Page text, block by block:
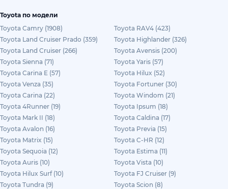
Toyota по модели
Toyota Camry (1908)
Toyota RAV4 (423)
Toyota Land Cruiser Prado (359)
Toyota Highlander (326)
Toyota Land Cruiser (266)
Toyota Avensis (200)
Toyota Sienna (71)
Toyota Yaris (57)
Toyota Carina E (57)
Toyota Hilux (52)
Toyota Venza (35)
Toyota Fortuner (30)
Toyota Carina (22)
Toyota Windom (21)
Toyota 4Runner (19)
Toyota Ipsum (18)
Toyota Mark II (18)
Toyota Caldina (17)
Toyota Avalon (16)
Toyota Previa (15)
Toyota Matrix (15)
Toyota C-HR (12)
Toyota Sequoia (12)
Toyota Estima (11)
Toyota Auris (10)
Toyota Vista (10)
Toyota Hilux Surf (10)
Toyota FJ Cruiser (9)
Toyota Tundra (9)
Toyota Scion (8)